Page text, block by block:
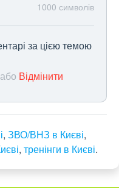
1000 символів
за цією темою
або Відмінити
, ЗВО/ВНЗ в Києві,
, тренінги в Києві.